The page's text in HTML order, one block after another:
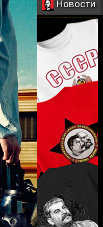
Новости